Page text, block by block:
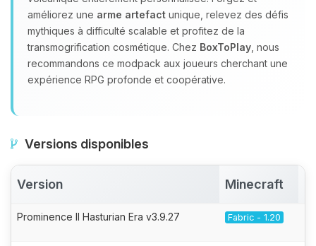
améliorez une arme artefact unique, relevez des défis
mythiques à difficulté scalable et profitez de la
transmogrification cosmétique. Chez BoxToPlay , nous
recommandons ce modpack aux joueurs cherchant une
expérience RPG profonde et coopérative.
Versions disponibles
Version Minecraft
Prominence II Hasturian Era v3.9.27 Fabric - 1.20